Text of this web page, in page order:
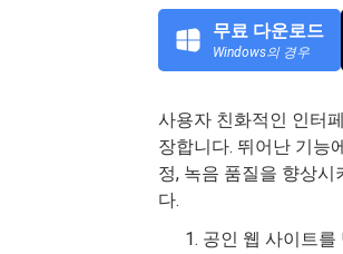
무료 다운로드
Windows의 경우
사용자 친화적인 인터
장합니다. 뛰어난 기능
정, 녹음 품질을 향상
다.
공인 웹 사이트를